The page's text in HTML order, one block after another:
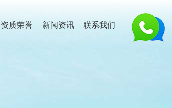
资质荣誉 新闻资讯 联系我们